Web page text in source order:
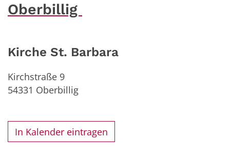
Oberbillig
Kirche St. Barbara
Kirchstraße 9
54331 Oberbillig
In Kalender eintragen